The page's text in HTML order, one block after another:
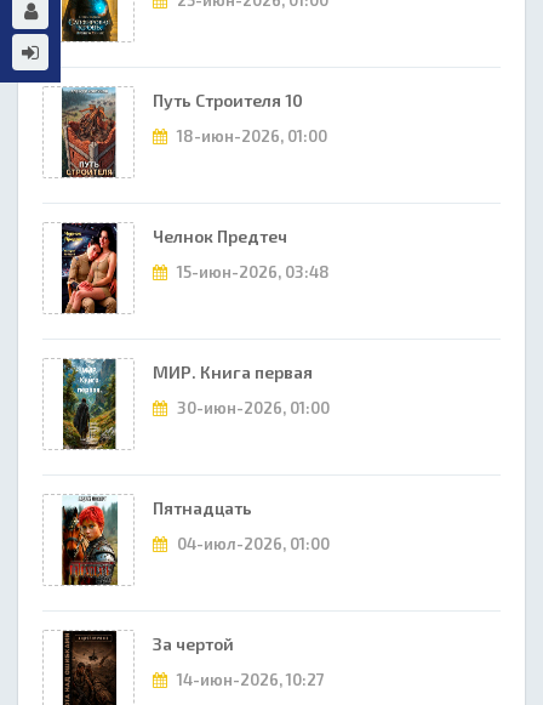
Путь Строителя 10
18-июн-2026, 01:00
Челнок Предтеч
15-июн-2026, 03:48
МИР. Книга первая
30-июн-2026, 01:00
Пятнадцать
04-июл-2026, 01:00
За чертой
14-июн-2026, 10:27